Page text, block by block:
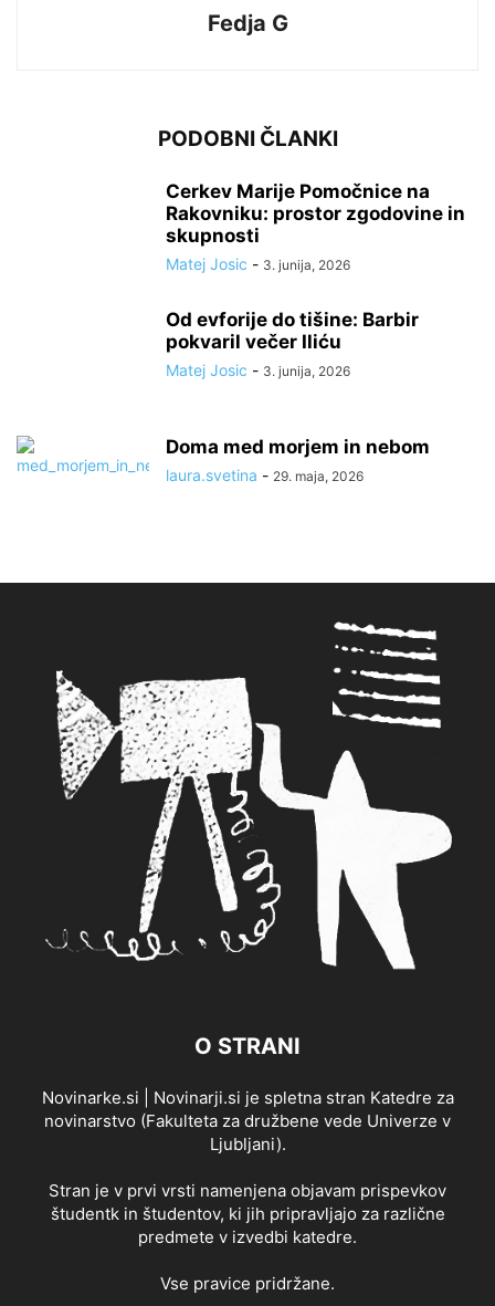
Fedja G
PODOBNI ČLANKI
Cerkev Marije Pomočnice na
Rakovniku: prostor zgodovine in
skupnosti
Matej Josic - 3. junija, 2026
Od evforije do tišine: Barbir
pokvaril večer Iliću
Matej Josic - 3. junija, 2026
Doma med morjem in nebom
laura.svetina - 29. maja, 2026
O STRANI
Novinarke.si | Novinarji.si je spletna stran Katedre za
novinarstvo (Fakulteta za družbene vede Univerze v
Ljubljani).
Stran je v prvi vrsti namenjena objavam prispevkov
študentk in študentov, ki jih pripravljajo za različne
predmete v izvedbi katedre.
Vse pravice pridržane.